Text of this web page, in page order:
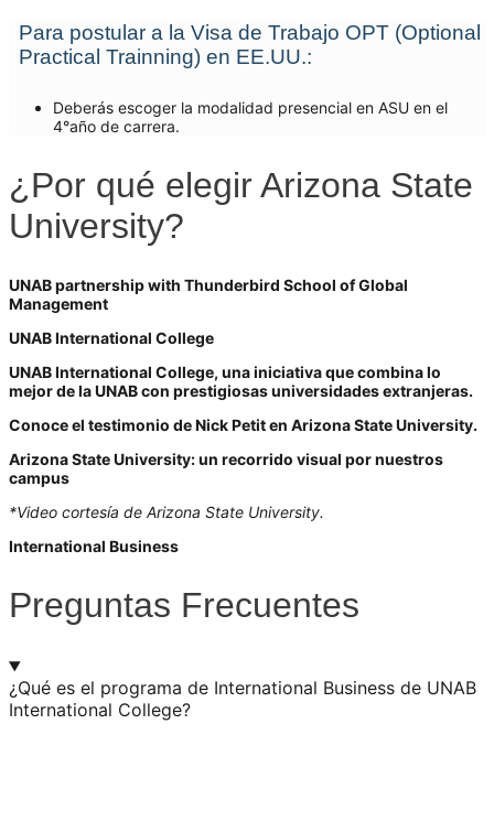
Para postular a la Visa de Trabajo OPT (Optional
Practical Trainning) en EE.UU.:
Deberás escoger la modalidad presencial en ASU en el
4°año de carrera.
¿Por qué elegir Arizona State
University?
UNAB partnership with Thunderbird School of Global
Management
UNAB International College
UNAB International College, una iniciativa que combina lo
mejor de la UNAB con prestigiosas universidades extranjeras.
Conoce el testimonio de Nick Petit en Arizona State University.
Arizona State University: un recorrido visual por nuestros
campus
*Video cortesía de Arizona State University.
International Business
Preguntas Frecuentes
¿Qué es el programa de International Business de UNAB
International College?